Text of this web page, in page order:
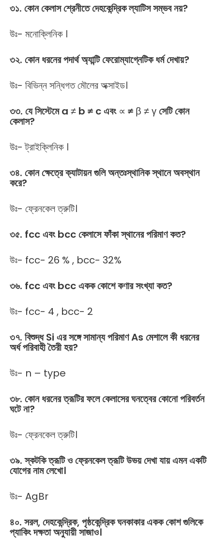
৩১. কোনকেলাসশ্রেনীতেদেহকেন্দ্রিকল্যাটিসসম্ভবনয়?
উঃ- মনোক্লিনিক ।
৩২. কোন ধরনেরপদার্থঅ্যান্টিফেরোম্যাগ্নেটিক ধর্মদেখায়?
উঃ- বিভিন্ন সন্ধিগত মৌলের অক্সাইড।
৩৩. যে সিস্টেমে a ≠ b ≠ c এবং ∝ ≠ β ≠ γসেটি কোন
কেলাস?
উঃ- ট্রাইক্লিনিক ।
৩৪. কোনক্ষেত্রেক্যাটায়নগুলিঅন্তঃস্থানিকস্থানেঅবস্থান
করে?
উঃ- ফ্রেনকেল ত্রুটি।
৩৫. fccএবংbccকেলাসেফাঁকাস্থানেরপরিমাণকত?
উঃ- fcc- 26 % , bcc- 32%
৩৬. fccএবংbccএকককোশেকণারসংখ্যাকত?
উঃ- fcc- 4 , bcc- 2
৩৭. বিশুদ্ধSi এরসঙ্গেসামান্যপরিমাণAs মেশালেকী ধরনের
অর্ধপরিবাহীতৈরীহয়?
উঃ- n – type
৩৮. কোন ধরনেরত্রূটিরফলেকেলাসেরঘনত্বেরকোনোপরিবর্তন
ঘটেনা?
উঃ- ফ্রেনকেল ত্রুটি।
৩৯.স্কটকিত্রূটিওফ্রেনকেলত্রূটিউভয়দেখাযায়এমনএকটি
যোগেরনামলেখো।
উঃ- AgBr
৪০. সরল,দেহকেন্দ্রিক,পৃষ্ঠকেন্দ্রিকঘনকাকারএকককোশগুলিকে
প্যাকিংদক্ষতাঅনুযায়ীসাজাও।